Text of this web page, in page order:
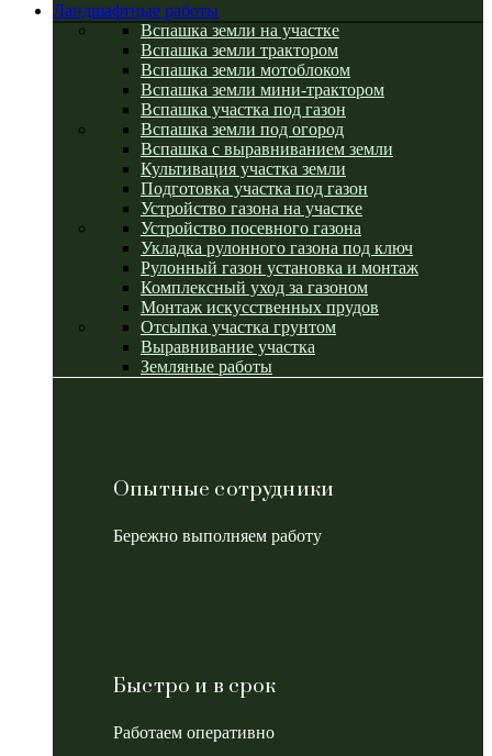
Ландшафтные работы
Вспашка земли на участке
Вспашка земли трактором
Вспашка земли мотоблоком
Вспашка земли мини-трактором
Вспашка участка под газон
Вспашка земли под огород
Вспашка с выравниванием земли
Культивация участка земли
Подготовка участка под газон
Устройство газона на участке
Устройство посевного газона
Укладка рулонного газона под ключ
Рулонный газон установка и монтаж
Комплексный уход за газоном
Монтаж искусственных прудов
Отсыпка участка грунтом
Выравнивание участка
Земляные работы
Опытные сотрудники
Бережно выполняем работу
Быстро и в срок
Работаем оперативно